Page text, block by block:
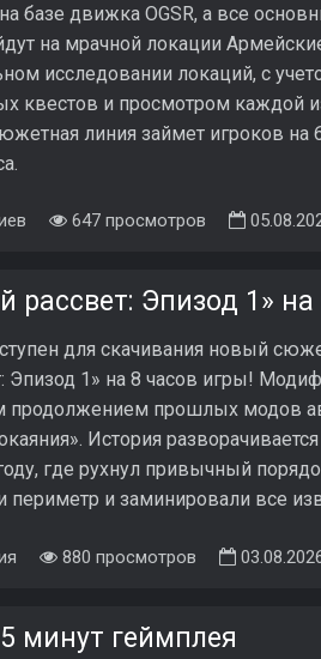
базе движка OGSR, а все
на мрачной локации
исследовании локаций, с
квестов и просмотром каждой
линия займет игроков на
647 просмотров
Эпизод 1» на
для скачивания новый
Эпизод 1» на 8 часов игры!
прошлых модов
История
где рухнул привычный
периметр и заминировали все
880 просмотров
минут геймплея